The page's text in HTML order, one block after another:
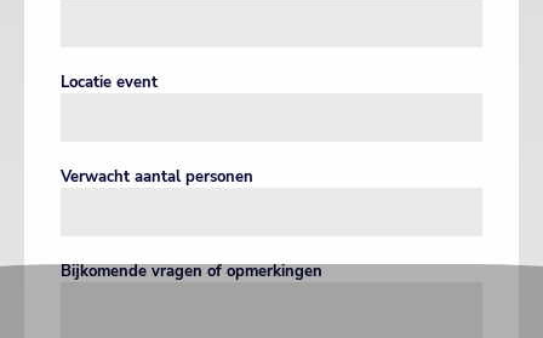
Locatie event
Verwacht aantal personen
Bijkomende vragen of opmerkingen